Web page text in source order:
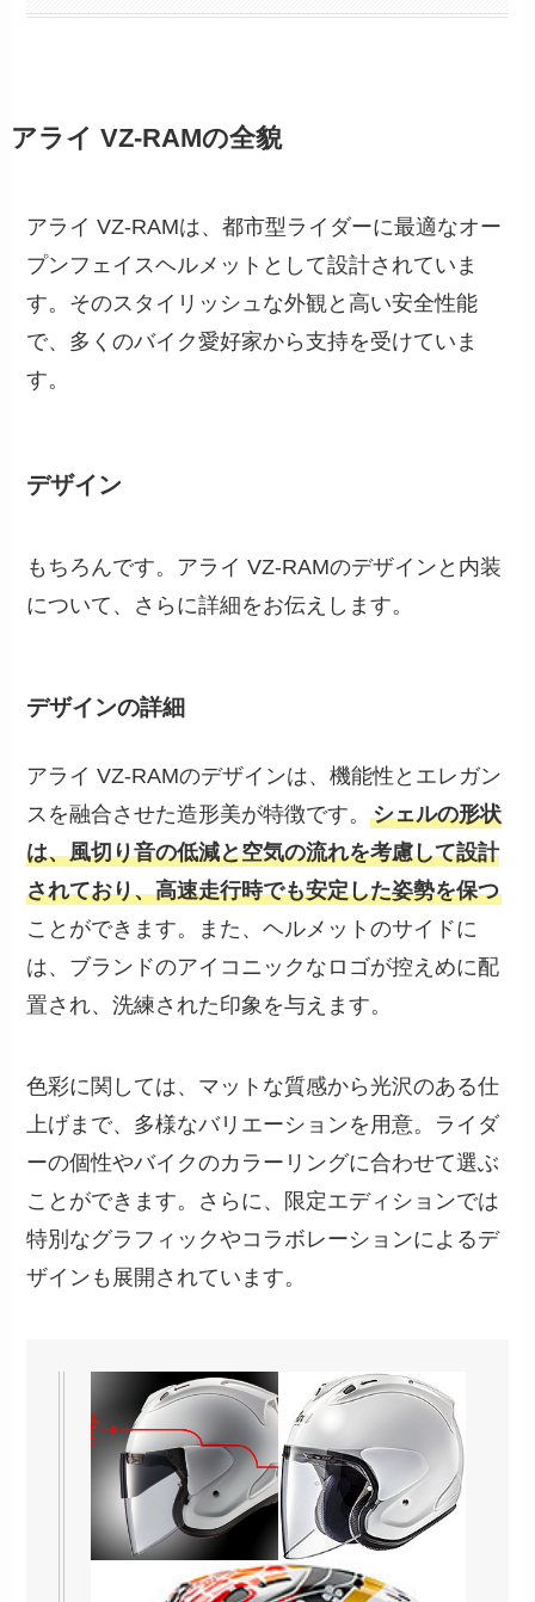
アライ VZ-RAMの全貌
アライ VZ-RAMは、都市型ライダーに最適なオー
プンフェイスヘルメットとして設計されていま
す。そのスタイリッシュな外観と高い安全性能
で、多くのバイク愛好家から支持を受けていま
す。
デザイン
もちろんです。アライ VZ-RAMのデザインと内装
について、さらに詳細をお伝えします。
デザインの詳細
アライ VZ-RAMのデザインは、機能性とエレガン
スを融合させた造形美が特徴です。シェルの形状
は、風切り音の低減と空気の流れを考慮して設計
されており、高速走行時でも安定した姿勢を保つ
ことができます。また、ヘルメットのサイドに
は、ブランドのアイコニックなロゴが控えめに配
置され、洗練された印象を与えます。
色彩に関しては、マットな質感から光沢のある仕
上げまで、多様なバリエーションを用意。ライダ
ーの個性やバイクのカラーリングに合わせて選ぶ
ことができます。さらに、限定エディションでは
特別なグラフィックやコラボレーションによるデ
ザインも展開されています。